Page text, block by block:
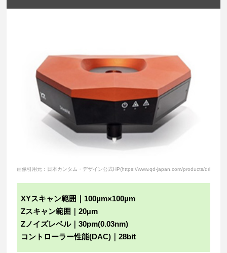
画像引用元：日本カンタム・デザイン公式HP(https://www.qd-japan.com/products/driveafm/
XYスキャン範囲｜100µm×100µm
Zスキャン範囲｜20µm
Zノイズレベル｜30pm(0.03nm)
コントローラー性能(DAC)｜28bit